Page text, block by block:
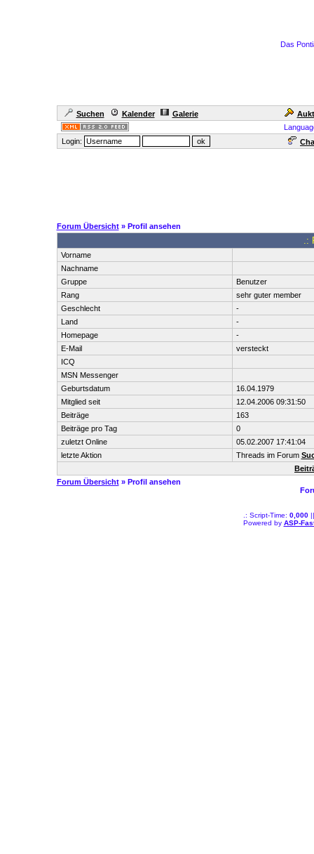
Das
Suchen Kalender Galerie
Login:
Forum Übersicht» Profil ansehen
.:
Vorname
Nachname
Gruppe
Benutzer
Rang
sehr guter member
Geschlecht
-
Land
-
Homepage
-
E-Mail
versteckt
ICQ
MSN Messenger
Geburtsdatum
16.04.1979
Mitglied seit
12.04.2006 09:31:50
Beiträge
163
Beiträge pro Tag
0
zuletzt Online
05.02.2007 17:41:04
letzte Aktion
Threads im Forum
Forum Übersicht» Profil ansehen
.: Script-Time: 0,000||
Powered by ASP-